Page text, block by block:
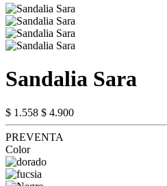
Sandalia Sara
$ 1.558 $ 4.900
PREVENTA
Color